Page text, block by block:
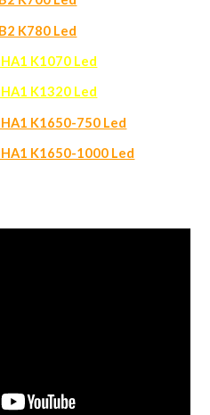
K780 Led
K1070 Led
K1320 Led
K1650-750 Led
K1650-1000 Led